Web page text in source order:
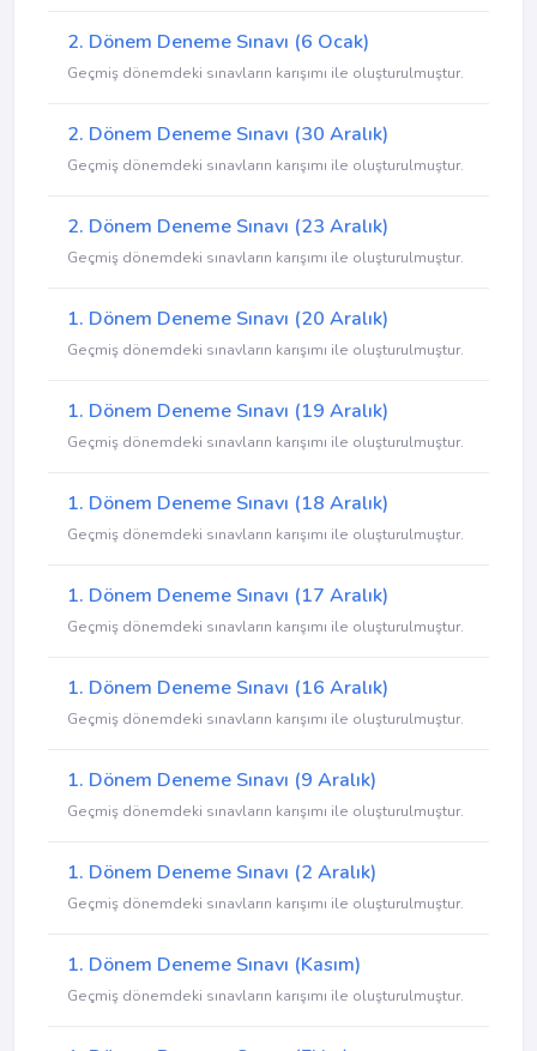
2. Dönem Deneme Sınavı (6 Ocak)
Geçmiş dönemdeki sınavların karışımı ile oluşturulmuştur.
2. Dönem Deneme Sınavı (30 Aralık)
Geçmiş dönemdeki sınavların karışımı ile oluşturulmuştur.
2. Dönem Deneme Sınavı (23 Aralık)
Geçmiş dönemdeki sınavların karışımı ile oluşturulmuştur.
1. Dönem Deneme Sınavı (20 Aralık)
Geçmiş dönemdeki sınavların karışımı ile oluşturulmuştur.
1. Dönem Deneme Sınavı (19 Aralık)
Geçmiş dönemdeki sınavların karışımı ile oluşturulmuştur.
1. Dönem Deneme Sınavı (18 Aralık)
Geçmiş dönemdeki sınavların karışımı ile oluşturulmuştur.
1. Dönem Deneme Sınavı (17 Aralık)
Geçmiş dönemdeki sınavların karışımı ile oluşturulmuştur.
1. Dönem Deneme Sınavı (16 Aralık)
Geçmiş dönemdeki sınavların karışımı ile oluşturulmuştur.
1. Dönem Deneme Sınavı (9 Aralık)
Geçmiş dönemdeki sınavların karışımı ile oluşturulmuştur.
1. Dönem Deneme Sınavı (2 Aralık)
Geçmiş dönemdeki sınavların karışımı ile oluşturulmuştur.
1. Dönem Deneme Sınavı (Kasım)
Geçmiş dönemdeki sınavların karışımı ile oluşturulmuştur.